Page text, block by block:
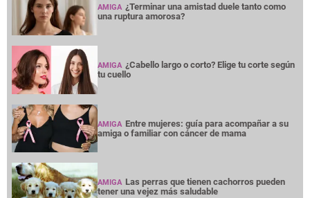
AMIGA ¿Terminar una amistad duele tanto como
una ruptura amorosa?
AMIGA ¿Cabello largo o corto? Elige tu corte según
tu cuello
AMIGA Entre mujeres: guía para acompañar a su
amiga o familiar con cáncer de mama
AMIGA Las perras que tienen cachorros pueden
tener una vejez más saludable